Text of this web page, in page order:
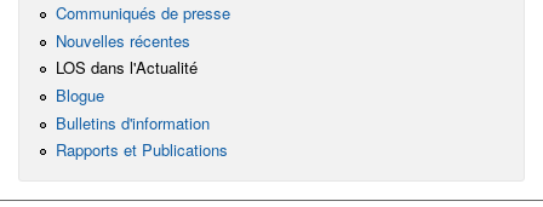
Communiqués de presse
Nouvelles récentes
LOS dans l'Actualité
Blogue
Bulletins d'information
Rapports et Publications